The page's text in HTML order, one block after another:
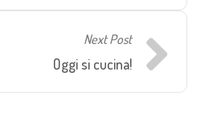
Next Post
Oggi si cucina!